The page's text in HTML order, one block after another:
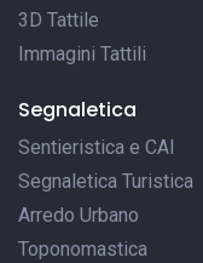
3D Tattile
Immagini Tattili
Segnaletica
Sentieristica e CAI
Segnaletica Turistica
Arredo Urbano
Toponomastica